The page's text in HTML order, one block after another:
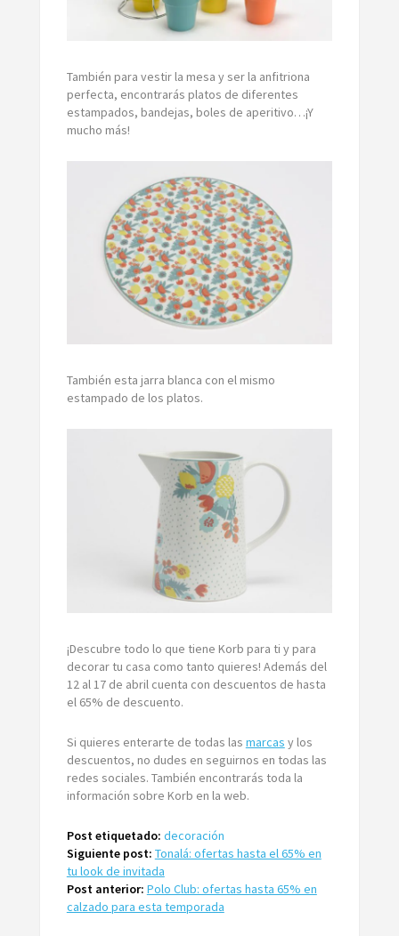
También para vestir la mesa y ser la anfitriona
perfecta, encontrarás platos de diferentes
estampados, bandejas, boles de aperitivo…¡Y
mucho más!
También esta jarra blanca con el mismo
estampado de los platos.
¡Descubre todo lo que tiene Korb para ti y para
decorar tu casa como tanto quieres! Además del
12 al 17 de abril cuenta con descuentos de hasta
el 65% de descuento.
Si quieres enterarte de todas las marcas y los
descuentos, no dudes en seguirnos en todas las
redes sociales. También encontrarás toda la
información sobre Korb en la web.
Post etiquetado: decoración
Siguiente post: Tonalá: ofertas hasta el 65% en
tu look de invitada
Post anterior: Polo Club: ofertas hasta 65% en
calzado para esta temporada